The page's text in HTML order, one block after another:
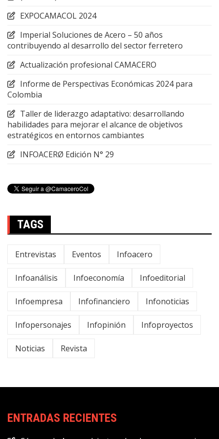
EXPOCAMACOL 2024
Imperial Soluciones de Acero – 50 años
contribuyendo al desarrollo del sector ferretero
Actualización profesional CAMACERO
Informe de Perspectivas Económicas 2024 para
Colombia
Taller de liderazgo adaptativo: desarrollando
habilidades para mejorar el alcance de objetivos
estratégicos en entornos cambiantes
INFOACERØ Edición N° 29
TAGS
Entrevistas Eventos Infoacero
Infoanálisis Infoeconomía Infoeditorial
Infoempresa Infofinanciero Infonoticias
Infopersonajes Infopinión Infoproyectos
Noticias Revista
ENTRADAS RECIENTES